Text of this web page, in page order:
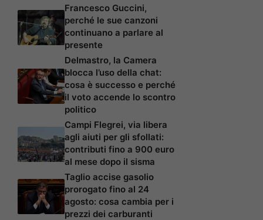
Francesco Guccini,
perché le sue canzoni
continuano a parlare al
presente
Delmastro, la Camera
blocca l’uso della chat:
cosa è successo e perché
il voto accende lo scontro
politico
Campi Flegrei, via libera
agli aiuti per gli sfollati:
contributi fino a 900 euro
al mese dopo il sisma
Taglio accise gasolio
prorogato fino al 24
agosto: cosa cambia per i
prezzi dei carburanti